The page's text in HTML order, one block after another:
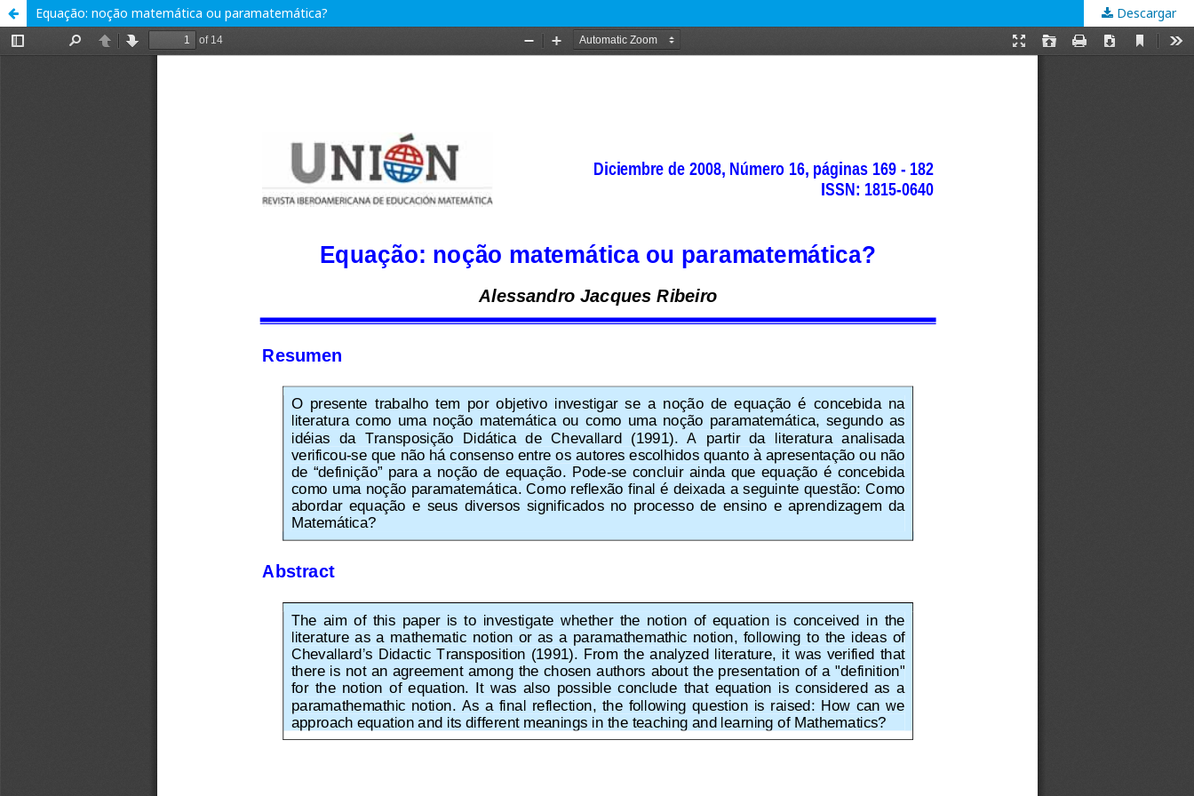
Equação: noção matemática ou paramatemática? Descargar